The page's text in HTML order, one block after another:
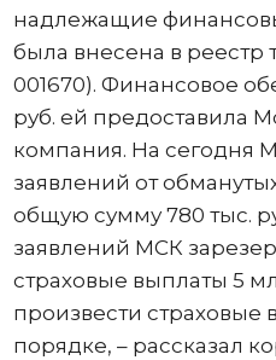
надлежащие
была внесена в
001670). Финансовое
руб. ей предоставила
компания. На сегодня
заявлений от
общую сумму 780 тыс.
заявлений МСК
страховые выплаты 5
произвести страховые
порядке, – рассказал